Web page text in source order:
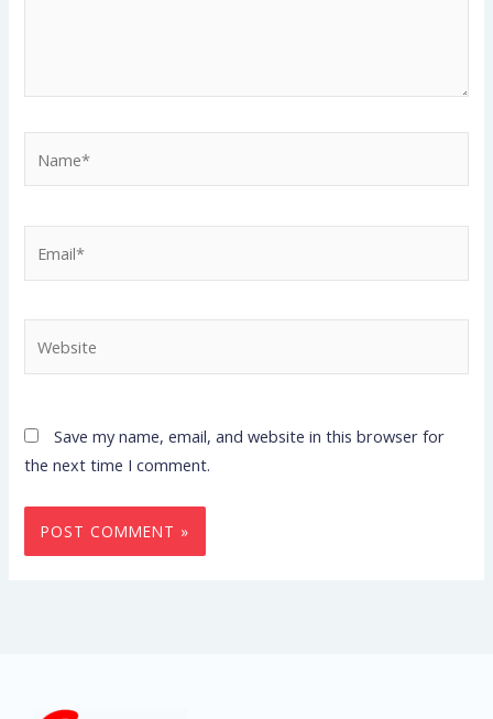
Save my name, email, and website in this browser for
the next time I comment.